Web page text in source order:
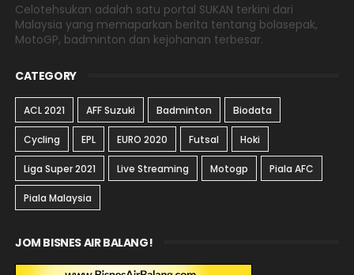
Celotehsukan adalah satu portal SUKAN terkini dari
Malaysia yang memaparkan berita tentang bolasepak,
MotoGP, badminton dan kejohanan terbesar.
CATEGORY
ACL 2021 AFF Suzuki Badminton Biodata
Cycling EPL EURO 2020 Futsal Hoki
Liga Super 2021 Live Streaming Motogp Piala AFC
Piala Malaysia
JOM BISNES AIR BALANG!